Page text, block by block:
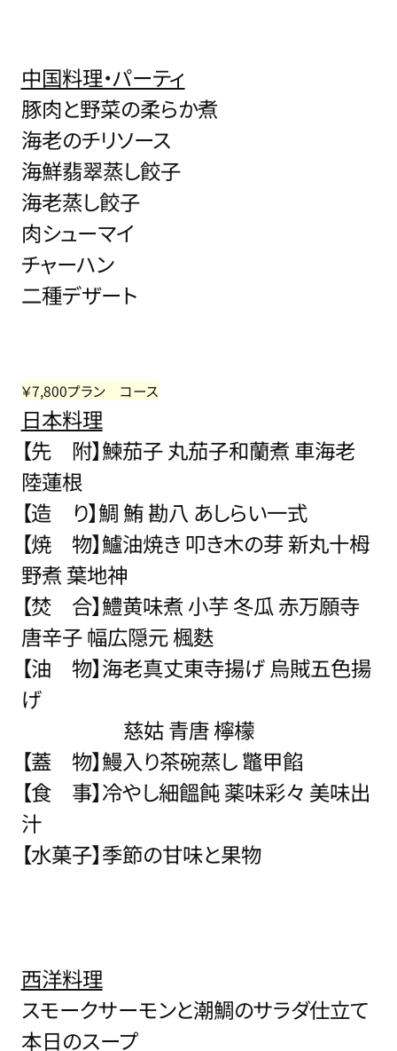
中国料理・パーティ
豚肉と野菜の柔らか煮
海老のチリソース
海鮮翡翠蒸し餃子
海老蒸し餃子
肉シューマイ
チャーハン
二種デザート
￥7,800プラン コース
日本料理
【先 附】鰊茄子 丸茄子和蘭煮 車海老
陸蓮根
【造 り】鯛 鮪 勘八 あしらい一式
【焼 物】鱸油焼き 叩き木の芽 新丸十栂
野煮 葉地神
【焚 合】鱧黄味煮 小芋 冬瓜 赤万願寺
唐辛子 幅広隠元 楓麩
【油 物】海老真丈東寺揚げ 烏賊五色揚
げ
慈姑 青唐 檸檬
【蓋 物】鰻入り茶碗蒸し 鼈甲餡
【食 事】冷やし細饂飩 薬味彩々 美味出
汁
【水菓子】季節の甘味と果物
西洋料理
スモークサーモンと潮鯛のサラダ仕立て
本日のスープ